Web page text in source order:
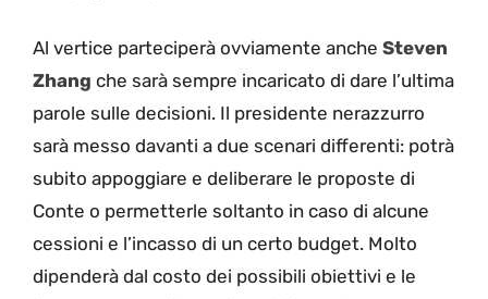
Al vertice parteciperà ovviamente anche Steven
Zhang che sarà sempre incaricato di dare l’ultima
parole sulle decisioni. Il presidente nerazzurro
sarà messo davanti a due scenari differenti: potrà
subito appoggiare e deliberare le proposte di
Conte o permetterle soltanto in caso di alcune
cessioni e l’incasso di un certo budget. Molto
dipenderà dal costo dei possibili obiettivi e le